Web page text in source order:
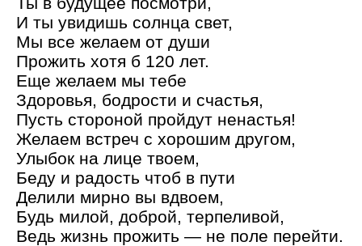
И ты увидишь солнца свет,
Мы все желаем от души
Прожить хотя б 120 лет.
Еще желаем мы тебе
Здоровья, бодрости и счастья,
Пусть стороной пройдут ненастья!
Желаем встреч с хорошим другом,
Улыбок на лице твоем,
Беду и радость чтоб в пути
Делили мирно вы вдвоем,
Будь милой, доброй, терпеливой,
Ведь жизнь прожить — не поле перейти.